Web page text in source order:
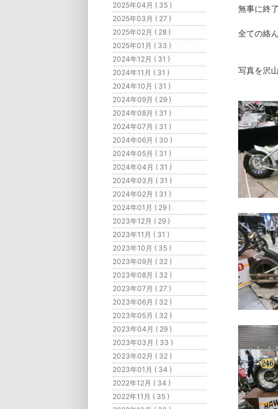
無事に終
全ての絡
写真を沢
2025年04月 ( 35 )
2025年03月 ( 27 )
2025年02月 ( 28 )
2025年01月 ( 33 )
2024年12月 ( 31 )
2024年11月 ( 31 )
2024年10月 ( 31 )
2024年09月 ( 29 )
2024年08月 ( 31 )
2024年07月 ( 31 )
2024年06月 ( 30 )
2024年05月 ( 31 )
2024年04月 ( 31 )
2024年03月 ( 31 )
2024年02月 ( 31 )
2024年01月 ( 29 )
2023年12月 ( 29 )
2023年11月 ( 31 )
2023年10月 ( 35 )
2023年09月 ( 32 )
2023年08月 ( 32 )
2023年07月 ( 27 )
2023年06月 ( 32 )
2023年05月 ( 32 )
2023年04月 ( 29 )
2023年03月 ( 33 )
2023年02月 ( 32 )
2023年01月 ( 34 )
2022年12月 ( 34 )
2022年11月 ( 35 )